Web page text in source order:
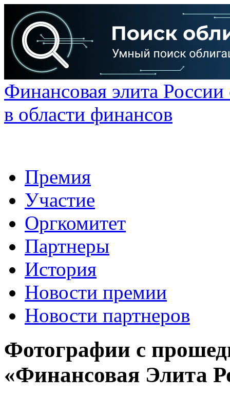
Финансовая элита
в области финансов
Премия
Участие
Оргкомитет
Партнеры
История
Новости премии
Новости партнеров
Фотографии с
«Финансовая Элита